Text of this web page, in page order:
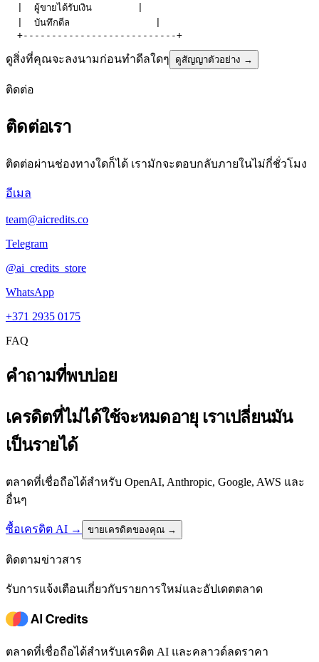
  |  ผู้ขายได้รับเงิน        |
  |  บันทึกดีล               |
ดูสิ่งที่คุณจะลงนามก่อนทำดีลใดๆ ดูสัญญาตัวอย่าง →
ติดต่อ
ติดต่อเรา
ติดต่อผ่านช่องทางใดก็ได้ เรามักจะตอบกลับภายในไม่กี่ชั่วโมง
อีเมล
team@aicredits.co
Telegram
@ai_credits_store
WhatsApp
+371 2935 0175
FAQ
คำถามที่พบบ่อย
เครดิตที่ไม่ได้ใช้จะหมดอายุ เราเปลี่ยนมัน
เป็นรายได้
ตลาดที่เชื่อถือได้สำหรับ OpenAI, Anthropic, Google, AWS และ
อื่นๆ
ซื้อเครดิต AI → ขายเครดิตของคุณ →
ติดตามข่าวสาร
รับการแจ้งเตือนเกี่ยวกับรายการใหม่และอัปเดตตลาด
ตลาดที่เชื่อถือได้สำหรับเครดิต AI และคลาวด์ลดราคา